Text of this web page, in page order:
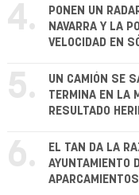
4.
PONEN UN
NAVARRA Y LA
VELOCIDAD EN
5.
UN CAMIÓN SE
TERMINA EN LA
RESULTADO
6.
EL TAN DA LA
AYUNTAMIENTO